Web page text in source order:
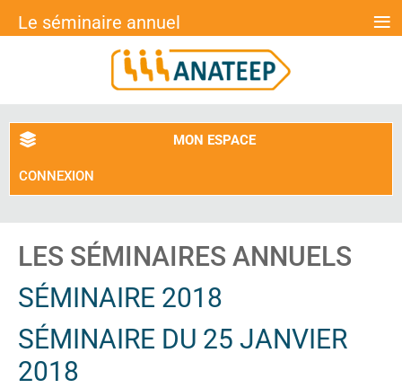
MON ESPACE
CONNEXION
LES SÉMINAIRES ANNUELS
SÉMINAIRE 2018
SÉMINAIRE DU 25 JANVIER
2018
Le séminaire annuel ≡